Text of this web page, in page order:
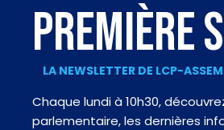
PREMIÈRE
LA NEWSLETTER DE LCP-
Chaque lundi à 10h30,
parlementaire, les dernières